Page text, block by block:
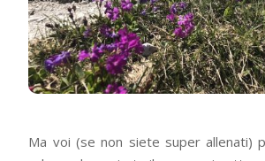
Ma voi (se non siete super allenati)